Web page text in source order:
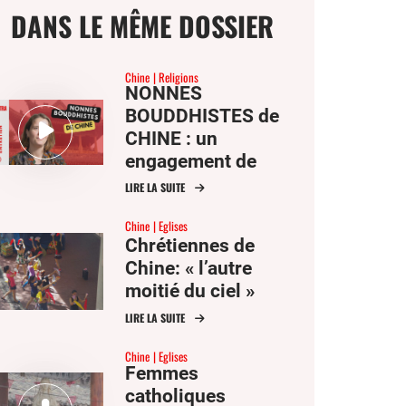
DANS LE MÊME DOSSIER
Chine Religions
NONNES
BOUDDHISTES de
CHINE : un
engagement de
femmes
LIRE LA SUITE
Chine Eglises
Chrétiennes de
Chine: « l’autre
moitié du ciel »
LIRE LA SUITE
Chine Eglises
Femmes
catholiques